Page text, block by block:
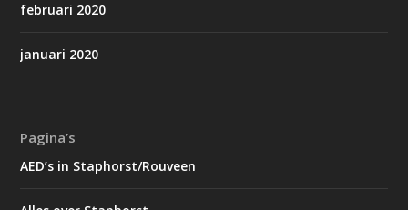
februari 2020
januari 2020
Pagina’s
AED’s in Staphorst/Rouveen